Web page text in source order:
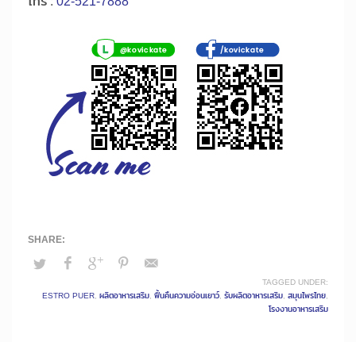
TAGGED UNDER:
ESTRO PUER, ผลิตอาหารเสริม, ฟื้นคืนความอ่อนเยาว์, รับผลิตอาหารเสริม, สมุนไพรไทย,
โรงงานอาหารเสริม